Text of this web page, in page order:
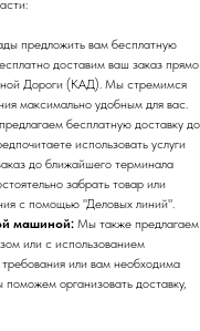
предложить вам бесплатную
доставим ваш заказ прямо
Дороги (КАД). Мы стремимся
максимально удобным для вас.
бесплатную доставку до
использовать услуги
до ближайшего терминала
забрать товар или
с помощью "Деловых линий".
машиной: Мы также предлагаем
или с использованием
или вам необходима
организовать доставку,